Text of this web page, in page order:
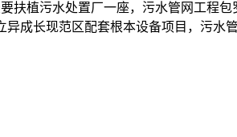
植污水处置厂一座，污水管网工程包
成长现范区配套根本设备项目，污水